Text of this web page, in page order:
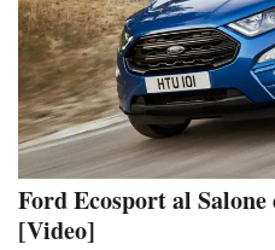
Ford Ecosport al
[Video]